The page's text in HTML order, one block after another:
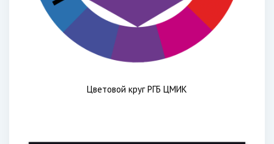
Цветовой круг РГБ ЦМИК